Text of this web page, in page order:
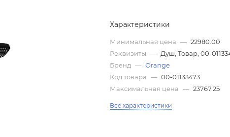
Характеристики
Минимальная цена — 22980.00
Реквизиты — Душ, Товар, 00-
Бренд — Orange
Код товара — 00-01133473
Максимальная цена — 23767.25
Все характеристики